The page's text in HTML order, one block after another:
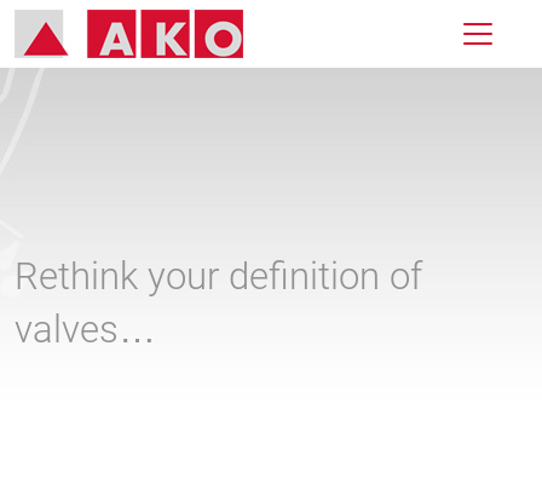
Rethink your definition of
valves…